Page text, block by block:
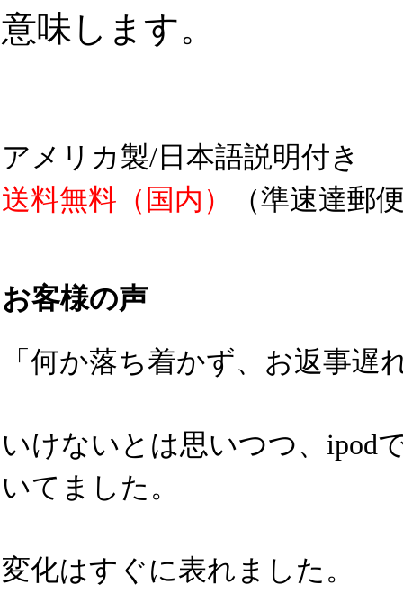
意味します。
アメリカ製/日本語説明付き
送料無料（国内）
（準速達郵
お客様の声
「何か落ち着かず、お返事遅
いけないとは思いつつ、ipod
いてました。
変化はすぐに表れました。